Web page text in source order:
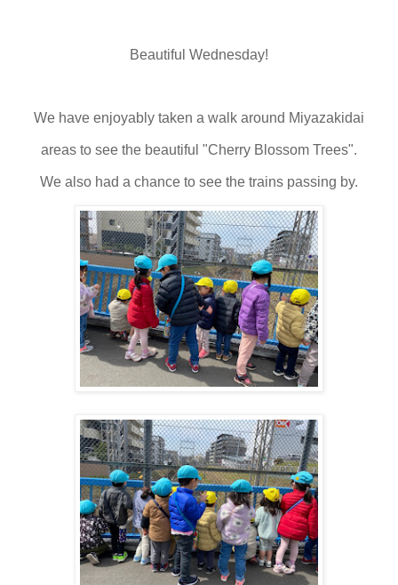
Beautiful Wednesday!
We have enjoyably taken a walk around Miyazakidai
areas to see the beautiful "Cherry Blossom Trees".
We also had a chance to see the trains passing by.